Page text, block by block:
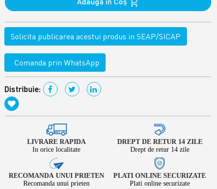
Solicita publicarea acestui produs in SEAP/SICAP
Comanda prin WhatsApp
Distribuie:
LIVRARE RAPIDA
In orice localitate
DREPT DE RETUR 14 ZILE
Drept de retur 14 zile
RECOMANDA UNUI PRIETEN
Recomanda unui prieten
PLATI ONLINE SECURIZATE
Plati online securizate